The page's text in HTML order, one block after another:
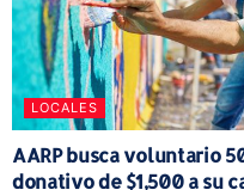
LOCALES
AARP busca voluntario
donativo de $1,500 a su